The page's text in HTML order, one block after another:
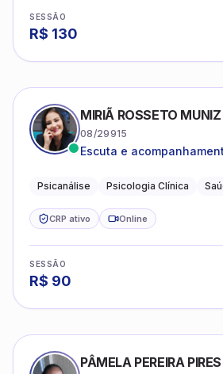
SESSÃO
R$ 130
MIRIÃ ROSSETO MUNIZ
08/29915
Escuta e
Psicanálise Psicologia Clínica
CRP ativo Online
SESSÃO
R$ 90
PÂMELA PEREIRA PIRES